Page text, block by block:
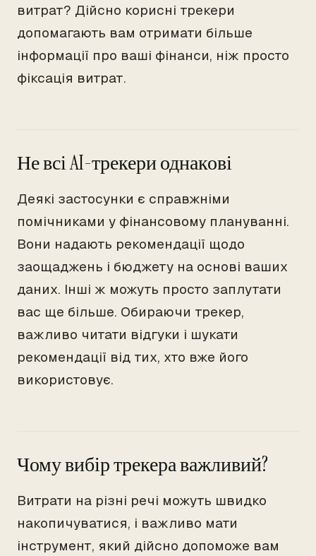
витрат? Дійсно корисні трекери
допомагають вам отримати більше
інформації про ваші фінанси, ніж просто
фіксація витрат.
Не всі AI-трекери однакові
Деякі застосунки є справжніми
помічниками у фінансовому плануванні.
Вони надають рекомендації щодо
заощаджень і бюджету на основі ваших
даних. Інші ж можуть просто заплутати
вас ще більше. Обираючи трекер,
важливо читати відгуки і шукати
рекомендації від тих, хто вже його
використовує.
Чому вибір трекера важливий?
Витрати на різні речі можуть швидко
накопичуватися, і важливо мати
інструмент, який дійсно допоможе вам